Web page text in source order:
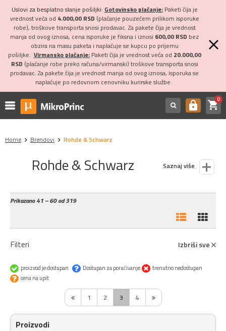
Uslovi za besplatno slanje pošiljki: Gotovinsko plaćanje:Paketi čija je
vrednost veća od 4.000,00 RSD (plaćanje pouzećem prilikom isporuke
robe), troškove transporta snosi prodavac. Za pakete čija je vrednost
manja od ovog iznosa, cena isporuke je fiksna i iznosi 600,00 RSD bez
obzira na masu paketa i naplaćuje se kupcu po prijemu
pošiljke. Virmansko plaćanje:Paketi čija je vrednost veća od 20.000,00
RSD (plaćanje robe preko računa/virmanski) troškove transporta snosi
prodavac. Za pakete čija je vrednost manja od ovog iznosa, isporuka se
naplaćuje po redovnom cenovniku kurirske službe.
https shopping_cart0
Home Brendovi Rohde & Schwarz
Rohde & Schwarz Saznaj više
Prikazano41 – 60 od 319
Filteri Izbriši sve
proizvod je dostupan Dostupan za poručivanje
trenutno nedostupan
cena na upit
1 2 3 4
Proizvodi